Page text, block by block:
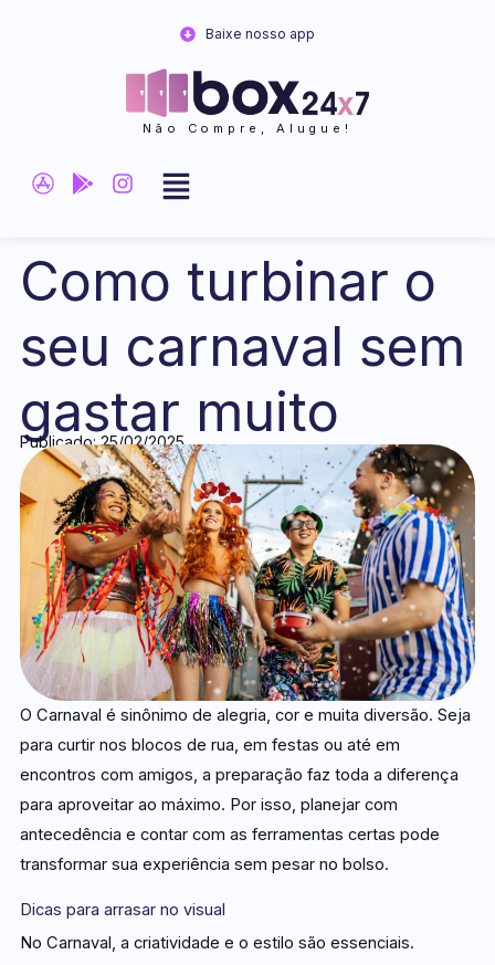
Não Compre, Alugue!
Baixe nosso app
Como turbinar o
seu carnaval sem
gastar muito
Publicado: 25/02/2025
O Carnaval é sinônimo de alegria, cor e muita diversão. Seja
para curtir nos blocos de rua, em festas ou até em
encontros com amigos, a preparação faz toda a diferença
para aproveitar ao máximo. Por isso, planejar com
antecedência e contar com as ferramentas certas pode
transformar sua experiência sem pesar no bolso.
Dicas para arrasar no visual
No Carnaval, a criatividade e o estilo são essenciais.